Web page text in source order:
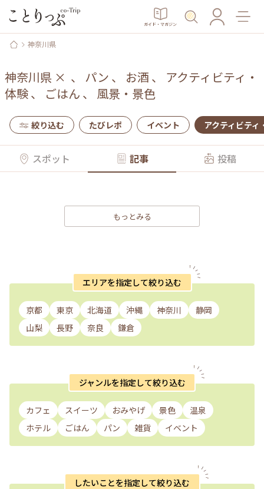
ガイド・マガジン
神奈川県
神奈川県 × 、 パン 、 お酒 、 アクティビティ・
体験、 ごはん 、 風景・景色
絞り込む たびレポ イベント アクティビティ
スポット 記事 投稿
もっとみる
エリアを指定して絞り込む
京都 東京 北海道 沖縄 神奈川
静岡
山梨
長野 奈良 鎌倉
ジャンルを指定して絞り込む
カフェ スイーツ おみやげ 景色
温泉
ホテル
ごはん パン 雑貨 イベント
したいことを指定して絞り込む